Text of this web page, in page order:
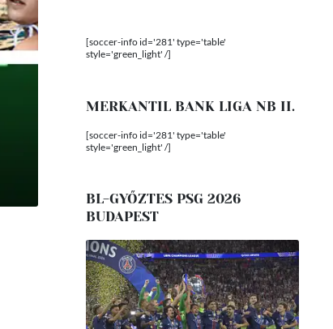
[soccer-info id='281' type='table'
style='green_light' /]
MERKANTIL BANK LIGA NB II.
[soccer-info id='281' type='table'
style='green_light' /]
BL-GYŐZTES PSG 2026
BUDAPEST